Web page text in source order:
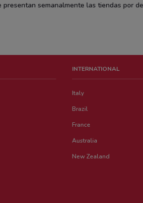
presentan semanalmente las tiendas por
INTERNATIONAL
Italy
Brazil
France
Australia
New Zealand